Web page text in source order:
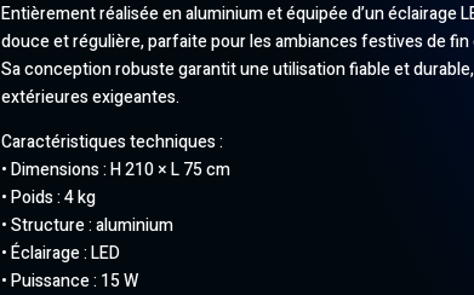
Entièrement réalisée en aluminium et équipée d’un éclairage
douce et régulière, parfaite pour les ambiances festives de fin
Sa conception robuste garantit une utilisation fiable et
extérieures exigeantes.
Caractéristiques techniques :
• Dimensions : H 210 × L 75 cm
• Poids : 4 kg
• Structure : aluminium
• Éclairage : LED
• Puissance : 15 W